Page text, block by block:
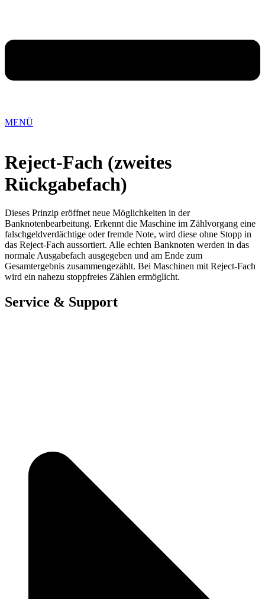
MENÜ
Reject-Fach (zweites
Rückgabefach)
Dieses Prinzip eröffnet neue Möglichkeiten in der
Banknotenbearbeitung. Erkennt die Maschine im Zählvorgang eine
falschgeldverdächtige oder fremde Note, wird diese ohne Stopp in
das Reject-Fach aussortiert. Alle echten Banknoten werden in das
normale Ausgabefach ausgegeben und am Ende zum
Gesamtergebnis zusammengezählt. Bei Maschinen mit Reject-Fach
wird ein nahezu stoppfreies Zählen ermöglicht.
Service & Support